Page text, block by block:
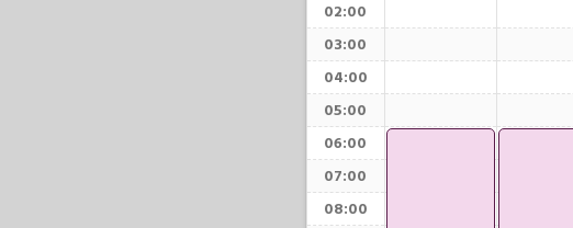
02:00
03:00
04:00
05:00
06:00
07:00
08:00